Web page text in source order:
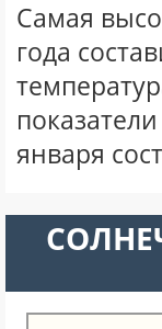
Самая
года
января